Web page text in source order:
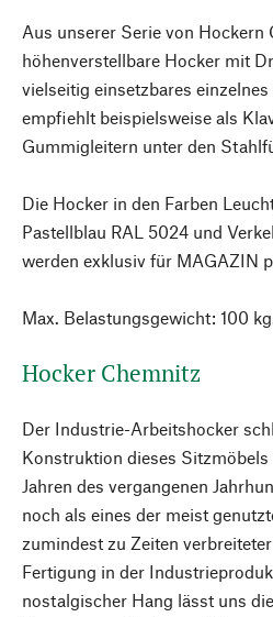
Aus unserer Serie von Hockern
höhenverstellbare Hocker mit
vielseitig einsetzbares
empfiehlt beispielsweise als
Gummigleitern unter den
Die Hocker in den Farben
Pastellblau RAL 5024 und
werden exklusiv für MAGAZIN
Max. Belastungsgewicht: 100
Hocker Chemnitz
Der Industrie-Arbeitshocker
Konstruktion dieses
Jahren des vergangenen
noch als eines der meist
zumindest zu Zeiten
Fertigung in der
nostalgischer Hang lässt uns